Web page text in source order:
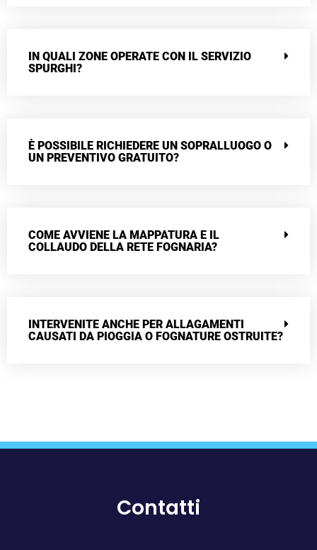
IN QUALI ZONE OPERATE CON IL SERVIZIO
SPURGHI?
È POSSIBILE RICHIEDERE UN SOPRALLUOGO O
UN PREVENTIVO GRATUITO?
COME AVVIENE LA MAPPATURA E IL
COLLAUDO DELLA RETE FOGNARIA?
INTERVENITE ANCHE PER ALLAGAMENTI
CAUSATI DA PIOGGIA O FOGNATURE OSTRUITE?
Contatti